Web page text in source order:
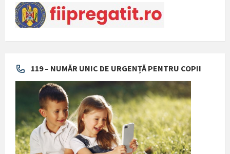
119 – NUMĂR UNIC DE URGENȚĂ PENTRU COPII